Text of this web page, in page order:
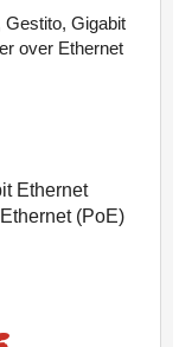
Ethernet
(PoE)